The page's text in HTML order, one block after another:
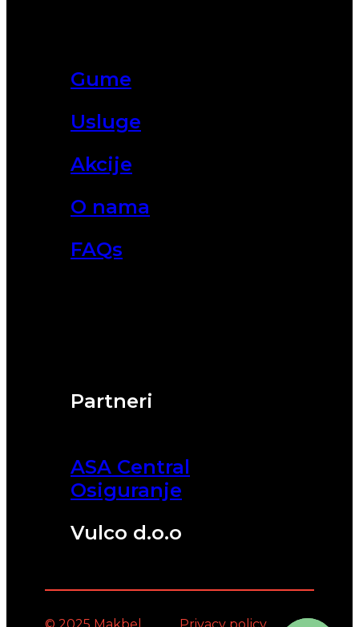
Partneri
ASA Central
Osiguranje
Vulco d.o.o
Gume
Usluge
Akcije
O nama
FAQs